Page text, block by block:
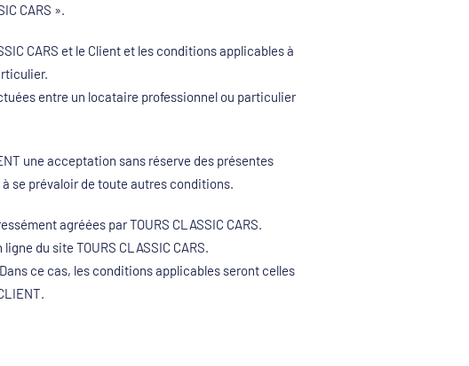
CARS ».
CARS et le Client et les conditions applicables à
entre un locataire professionnel ou particulier
une acceptation sans réserve des présentes
se prévaloir de toute autres conditions.
agréées par TOURS CLASSIC CARS.
du site TOURS CLASSIC CARS.
ce cas, les conditions applicables seront celles